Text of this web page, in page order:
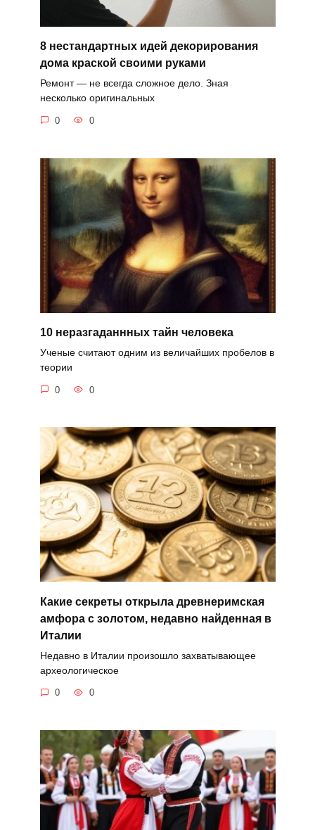
8 нестандартных идей декорирования
дома краской своими руками
Ремонт — не всегда сложное дело. Зная
несколько оригинальных
0 0
10 неразгаданнных тайн человека
Ученые считают одним из величайших пробелов в
теории
0 0
Какие секреты открыла древнеримская
амфора с золотом, недавно найденная в
Италии
Недавно в Италии произошло захватывающее
археологическое
0 0